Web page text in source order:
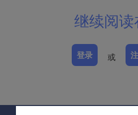
Prevention & Therapy
同义词
继续阅读
登录 或